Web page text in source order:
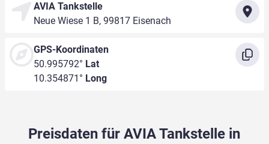
AVIA Tankstelle
Neue Wiese 1 B, 99817 Eisenach
GPS-Koordinaten
50.995792° Lat
10.354871° Long
Preisdaten für AVIA Tankstelle in